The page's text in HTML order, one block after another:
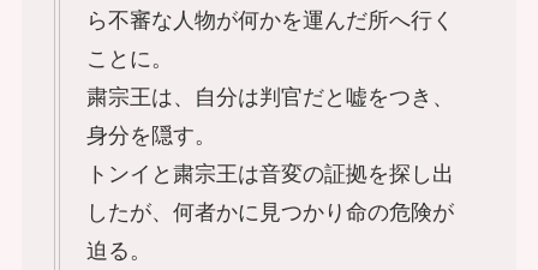
ら不審な人物が何かを運んだ所へ行く
ことに。
粛宗王は、自分は判官だと嘘をつき、
身分を隠す。
トンイと粛宗王は音変の証拠を探し出
したが、何者かに見つかり命の危険が
迫る。